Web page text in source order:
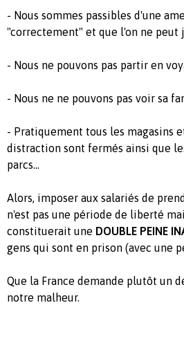
- Nous sommes passibles d'une
"correctement" et que l'on ne peut
- Nous ne pouvons pas partir en
- Nous ne ne pouvons pas voir sa
- Pratiquement tous les magasins
distraction sont fermés ainsi que
parcs...
Alors, imposer aux salariés de
n'est pas une période de liberté
constituerait une DOUBLE PEINE
gens qui sont en prison (avec une
Que la France demande plutôt un
notre malheur.